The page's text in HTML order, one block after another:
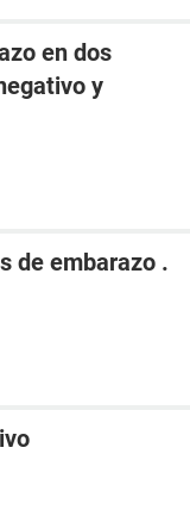
en dos
y
de embarazo .